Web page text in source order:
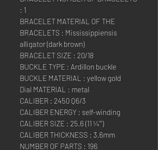
: 1
BRACELET MATERIAL OF THE
BRACELETS : Mississippiensis
alligator (dark brown)
BRACELET SIZE : 20/18
BUCKLE TYPE : Ardillon buckle
BUCKLE MATERIAL : yellow gold
Dial MATERIAL : metal
CALIBER : 2450 Q6/3
CALIBER ENERGY : self-winding
CALIBER SIZE : 25.6 (11 ¼''')
CALIBER THICKNESS : 3.6mm
NUMBER OF PARTS : 196